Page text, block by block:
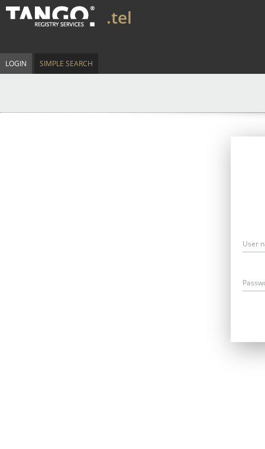
.tel
LOGIN SIMPLE SEARCH
User